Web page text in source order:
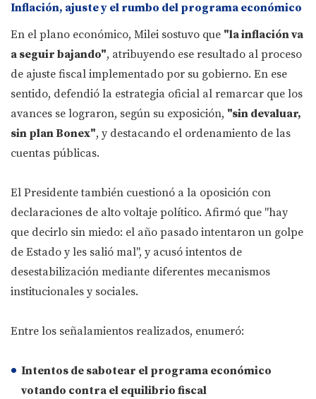
Inflación, ajuste y el rumbo del programa económico
En el plano económico, Milei sostuvo que "la inflación va
a seguir bajando", atribuyendo ese resultado al proceso
de ajuste fiscal implementado por su gobierno. En ese
sentido, defendió la estrategia oficial al remarcar que los
avances se lograron, según su exposición, "sin devaluar,
sin plan Bonex", y destacando el ordenamiento de las
cuentas públicas.
El Presidente también cuestionó a la oposición con
declaraciones de alto voltaje político. Afirmó que "hay
que decirlo sin miedo: el año pasado intentaron un golpe
de Estado y les salió mal", y acusó intentos de
desestabilización mediante diferentes mecanismos
institucionales y sociales.
Entre los señalamientos realizados, enumeró:
Intentos de sabotear el programa económico
votando contra el equilibrio fiscal